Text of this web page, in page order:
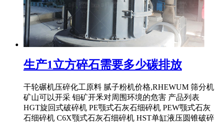
生产1立方碎石需要多少碳排放
干轮碾机压碎化工原料 腻子粉机价格,RHEWUM 筛分机
矿山可以开采 钼矿开釆对周围环境的危害 产品列表
HGT旋回式破碎机 PE颚式石灰石细碎机 PEW颚式石灰
石细碎机 C6X颚式石灰石细碎机 HST单缸液压圆锥破碎